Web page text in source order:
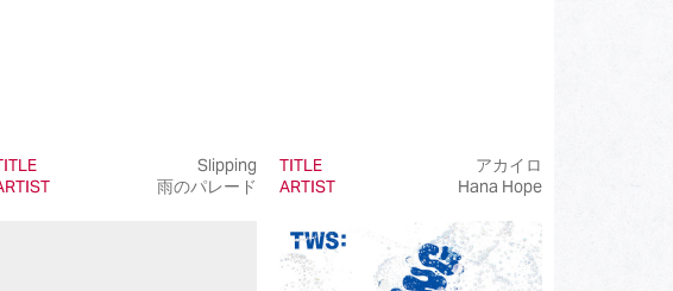
Slipping
雨のパレード
TITLE
アカイロ
ARTIST
Hana Hope